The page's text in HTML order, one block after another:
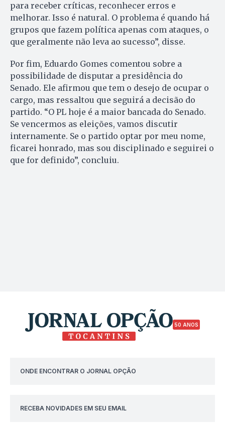
para receber críticas, reconhecer erros e
melhorar. Isso é natural. O problema é quando há
grupos que fazem política apenas com ataques, o
que geralmente não leva ao sucesso”, disse.
Por fim, Eduardo Gomes comentou sobre a
possibilidade de disputar a presidência do
Senado. Ele afirmou que tem o desejo de ocupar o
cargo, mas ressaltou que seguirá a decisão do
partido. “O PL hoje é a maior bancada do Senado.
Se vencermos as eleições, vamos discutir
internamente. Se o partido optar por meu nome,
ficarei honrado, mas sou disciplinado e seguirei o
que for definido”, concluiu.
50 ANOS
ONDE ENCONTRAR O JORNAL OPÇÃO
RECEBA NOVIDADES EM SEU EMAIL